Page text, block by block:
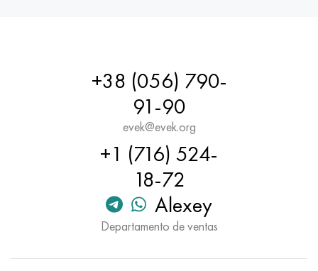
+38 (056) 790-
91-90
evek@evek.org
+1 (716) 524-
18-72
Alexey
Departamento de ventas